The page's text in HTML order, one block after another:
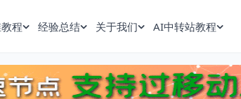
程 经验总结 关于我们 AI中转站教程